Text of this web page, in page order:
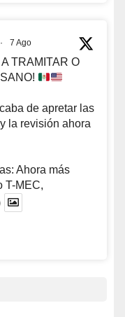
· 7 Ago
TRAMITAR O
de apretar las
la revisión ahora
Ahora más
T-MEC,